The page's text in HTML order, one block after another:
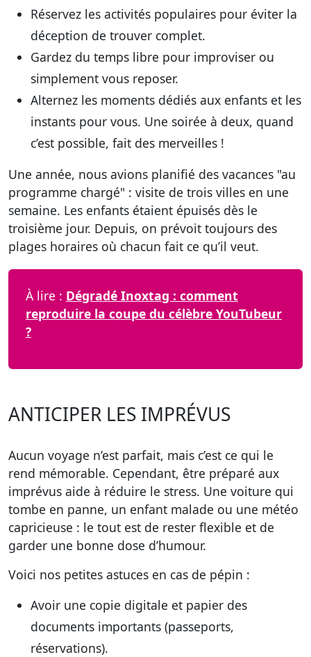
Réservez les activités populaires pour éviter la
déception de trouver complet.
Gardez du temps libre pour improviser ou
simplement vous reposer.
Alternez les moments dédiés aux enfants et les
instants pour vous. Une soirée à deux, quand
c’est possible, fait des merveilles !
Une année, nous avions planifié des vacances "au
programme chargé" : visite de trois villes en une
semaine. Les enfants étaient épuisés dès le
troisième jour. Depuis, on prévoit toujours des
plages horaires où chacun fait ce qu’il veut.
À lire : Dégradé Inoxtag : comment
reproduire la coupe du célèbre YouTubeur
?
ANTICIPER LES IMPRÉVUS
Aucun voyage n’est parfait, mais c’est ce qui le
rend mémorable. Cependant, être préparé aux
imprévus aide à réduire le stress. Une voiture qui
tombe en panne, un enfant malade ou une météo
capricieuse : le tout est de rester flexible et de
garder une bonne dose d’humour.
Voici nos petites astuces en cas de pépin :
Avoir une copie digitale et papier des
documents importants (passeports,
réservations).